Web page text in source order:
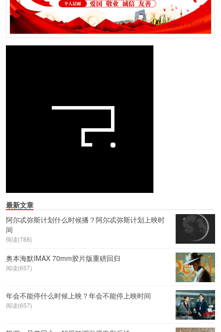
最新文章
阿尔忒弥斯计划什么时候播？阿尔忒弥斯计划上映时
间
阅读(788)
奥本海默IMAX 70mm胶片版重磅回归
阅读(657)
年会不能停什么时候上映？年会不能停上映时间
阅读(657)